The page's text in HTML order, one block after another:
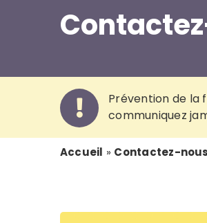
Prévention de la
communiquez
Accueil » Contactez-nous